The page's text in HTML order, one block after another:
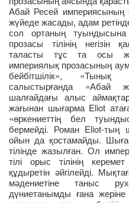
Абай Ресей империясының
жүйеде жасады, адам
сол ортаның
прозасы тілінің
таласты тұс та осы
империялық прозасының
бейбітшілік»,
салыстырғанда «Абай
шалғайдағы алыс
жағынан шығарма Eliot
«өркениеттің бел
бермейді. Роман Eliot-тың
ойын да қостамайды.
тілінде жазылған. Ол
тілі орыс тілінің
құдыретін әйгілейді.
мәдениетіне таныс
дүниетанымды ғана